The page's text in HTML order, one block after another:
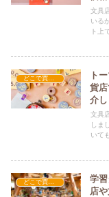
文具
いる
ト上
ト
貨
介し
文具
しま
いて
学
店